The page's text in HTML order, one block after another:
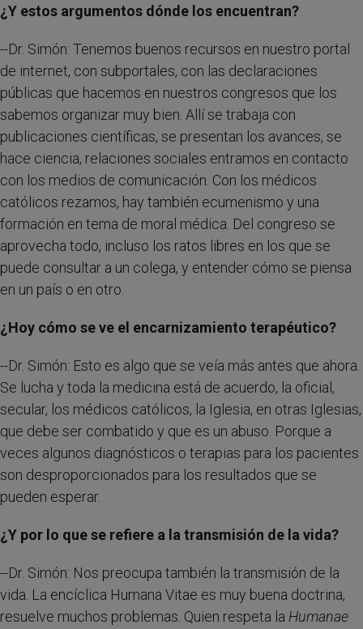
¿Y estos argumentos dónde los encuentran?
--Dr. Simón: Tenemos buenos recursos en nuestro portal
de internet, con subportales, con las declaraciones
públicas que hacemos en nuestros congresos que los
sabemos organizar muy bien. Allí se trabaja con
publicaciones científicas, se presentan los avances, se
hace ciencia, relaciones sociales entramos en contacto
con los medios de comunicación. Con los médicos
católicos rezamos, hay también ecumenismo y una
formación en tema de moral médica. Del congreso se
aprovecha todo, incluso los ratos libres en los que se
puede consultar a un colega, y entender cómo se piensa
en un país o en otro.
¿Hoy cómo se ve el encarnizamiento terapéutico?
--Dr. Simón: Esto es algo que se veía más antes que ahora.
Se lucha y toda la medicina está de acuerdo, la oficial,
secular, los médicos católicos, la Iglesia, en otras Iglesias,
que debe ser combatido y que es un abuso. Porque a
veces algunos diagnósticos o terapias para los pacientes
son desproporcionados para los resultados que se
pueden esperar.
¿Y por lo que se refiere a la transmisión de la vida?
--Dr. Simón: Nos preocupa también la transmisión de la
vida. La encíclica Humana Vitae es muy buena doctrina,
resuelve muchos problemas. Quien respeta la Humanae